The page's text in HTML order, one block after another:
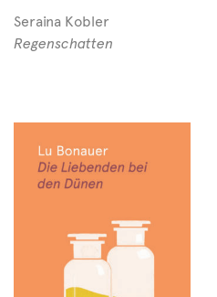
Seraina Kobler
Regenschatten